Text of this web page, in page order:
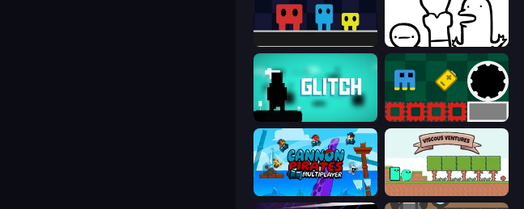
I Don't Even Know
Jump and Hover
Cannon Pirates Multiplayer